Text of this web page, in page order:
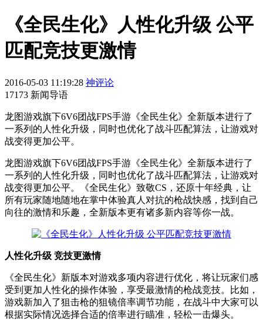
《全民生化》人性化升级 公平
匹配竞技更激情
2016-05-03 11:19:28 神评论
17173 新闻导语
龙图游戏旗下6V6团战FPS手游《全民生化》全新版本进行了
一系列的人性化升级，同时也优化了战斗匹配算法，让游戏对
战变得更加公平。
龙图游戏旗下6V6团战FPS手游《全民生化》全新版本进行了
一系列的人性化升级，同时也优化了战斗匹配算法，让游戏对
战变得更加公平。《全民生化》致敬CS，还原十年经典，让
所有玩家随地随地在掌中体验真人对抗的枪战快感，找到自己
向往的激情和乐趣，全新版本更有诸多新内容等你一战。
人性化升级 竞技更激情
《全民生化》新版本对游戏多项内容进行优化，将让玩家们感
受到更加人性化的操作体验，享受最激情的枪战竞技。比如，
游戏新加入了狙击枪的狙镜倍率调节功能，在战斗中大家可以
根据实际情况选择合适的倍率进行瞄准，轻松一击爆头。